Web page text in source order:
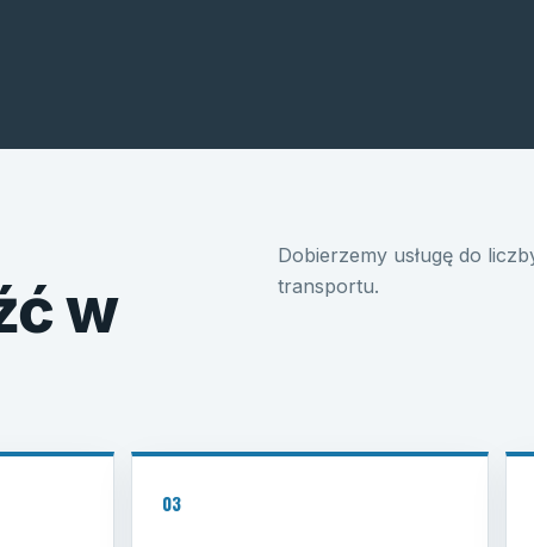
w
Dobierzemy usługę do
transportu.
03